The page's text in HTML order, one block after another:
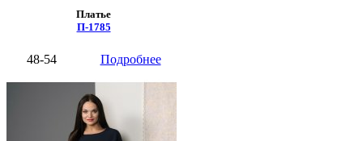
Платье
П-1785
48-54 Подробнее